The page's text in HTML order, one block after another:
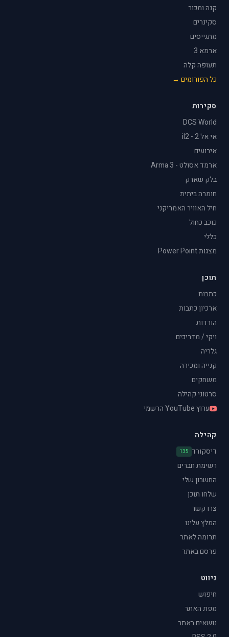
קנה ומכור
סקינרים
מתגייסים
ארמא 3
תעופה קלה
כל הפורומים →
סקירות
DCS World
אי אל 2 - il2
אירועים
ארמד אסולט - Arma 3
בלק שארק
חומרה ביתית
חיל האוויר האמריקני
כוכב כחול
כללי
מצגות Power Point
תוכן
כתבות
ארכיון כתבות
הורדות
ויקי / מדריכים
גלריה
קנייה ומכירה
משחקים
סרטוני קהילה
ערוץ YouTube הרשמי
קהילה
דיסקורד 135
רשימת חברים
החשבון שלי
שלחו תוכן
צרו קשר
המלץ עלינו
תרומה לאתר
פרסם באתר
ניווט
חיפוש
מפת האתר
נושאים באתר